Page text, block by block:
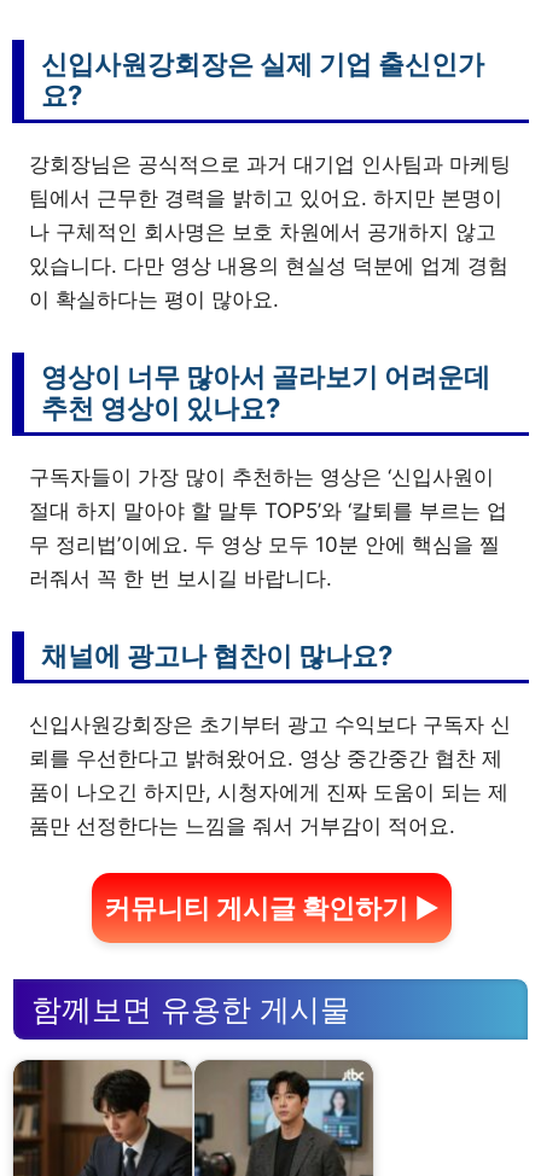
신입사원강회장은 실제 기업 출신인가
요?
강회장님은 공식적으로 과거 대기업 인사팀과 마케팅
팀에서 근무한 경력을 밝히고 있어요. 하지만 본명이
나 구체적인 회사명은 보호 차원에서 공개하지 않고
있습니다. 다만 영상 내용의 현실성 덕분에 업계 경험
이 확실하다는 평이 많아요.
영상이 너무 많아서 골라보기 어려운데
추천 영상이 있나요?
구독자들이 가장 많이 추천하는 영상은 ‘신입사원이
절대 하지 말아야 할 말투 TOP5’와 ‘칼퇴를 부르는 업
무 정리법’이에요. 두 영상 모두 10분 안에 핵심을 찔
러줘서 꼭 한 번 보시길 바랍니다.
채널에 광고나 협찬이 많나요?
신입사원강회장은 초기부터 광고 수익보다 구독자 신
뢰를 우선한다고 밝혀왔어요. 영상 중간중간 협찬 제
품이 나오긴 하지만, 시청자에게 진짜 도움이 되는 제
품만 선정한다는 느낌을 줘서 거부감이 적어요.
커뮤니티 게시글 확인하기 ▶
함께보면 유용한 게시물